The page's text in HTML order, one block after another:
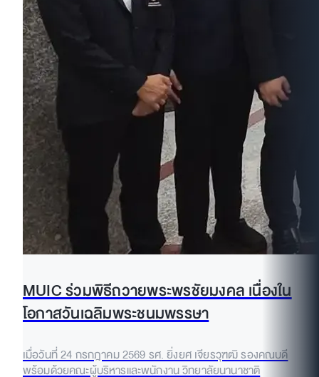
MUIC ร่วมพิธีถวายพระพรชัยมงคล เนื่องใน
โอกาสวันเฉลิมพระชนมพรรษา
เมื่อวันที่ 24 กรกฎาคม 2569 รศ. ยิ่งยศ เจียรวุฑฒิ รองคณบดี
พร้อมด้วยคณะผู้บริหารและพนักงาน วิทยาลัยนานาชาติ